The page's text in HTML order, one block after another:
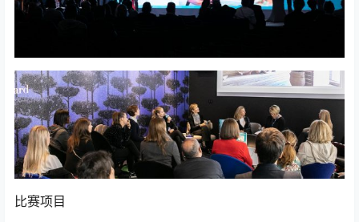
比赛项目